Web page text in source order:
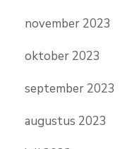
november 2023
oktober 2023
september 2023
augustus 2023